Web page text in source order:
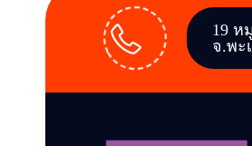
19 ห
จ.พะ